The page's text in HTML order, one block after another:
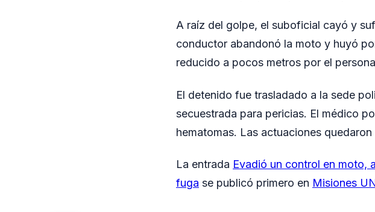
A raíz del golpe, el suboficial cayó y
conductor abandonó la moto y huyó
reducido a pocos metros por el
El detenido fue trasladado a la sede
secuestrada para pericias. El médico
hematomas. Las actuaciones
La entrada Evadió un control en moto,
fuga se publicó primero en Misiones